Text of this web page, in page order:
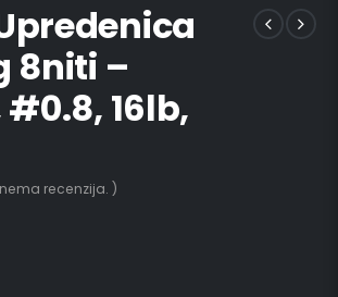
8niti –
16lb,
recenzija. )